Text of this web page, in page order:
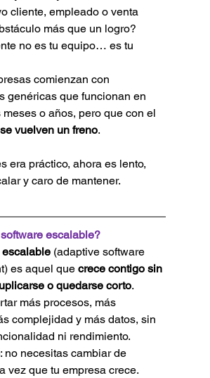
cliente, empleado o venta
más que un logro?
no es tu equipo… es tu
comienzan con
genéricas que funcionan en
meses o años, pero que con el
se vuelven un freno.
y caro de mantener.
escalable?
(adaptive software
es aquel que crece contigo sin
o quedarse corto.
más procesos, más
complejidad y más datos, sin
ni rendimiento.
: no necesitas cambiar de
vez que tu empresa crece.